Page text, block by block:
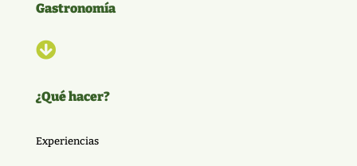
Gastronomía

¿Qué hacer?
Experiencias